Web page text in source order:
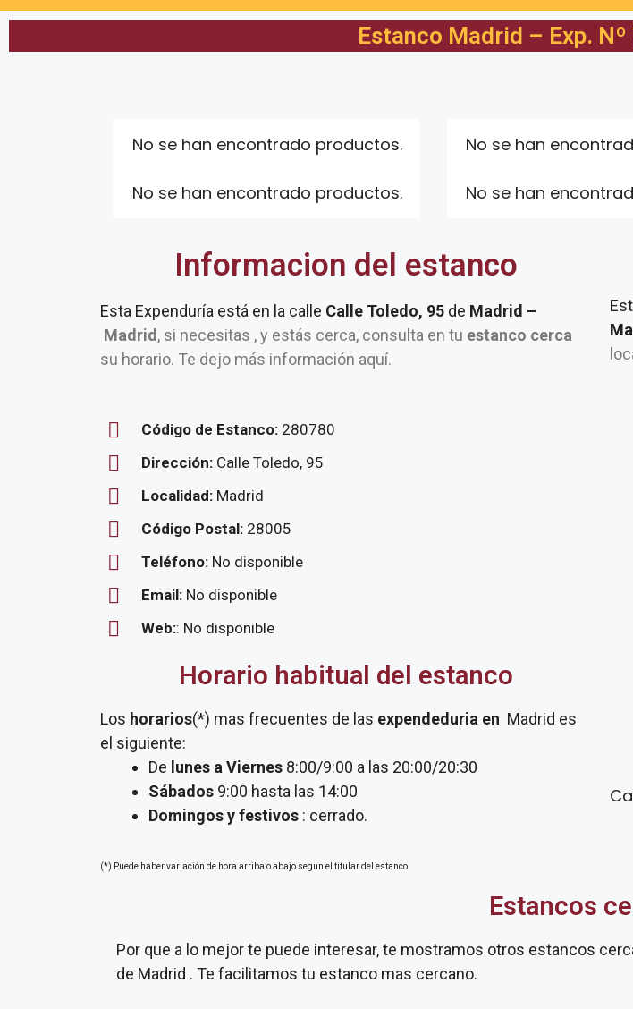
Estanco Madrid – Exp.
No se han encontrado productos.
No se han encontrado productos.
No se han
No se han
Informacion del estanco
Esta Expenduría está en la calle Calle Toledo, 95 de Madrid –
Madrid , si necesitas , y estás cerca, consulta en tu estanco cerca
su horario. Te dejo más información aquí.
Código de Estanco: 280780
Dirección: Calle Toledo, 95
Localidad: Madrid
Código Postal: 28005
Teléfono: No disponible
Email: No disponible
Web:: No disponible
Horario habitual del estanco
Los horarios(*) mas frecuentes de las expendeduria en Madrid es
el siguiente:
De lunes a Viernes 8:00/9:00 a las 20:00/20:30
Sábados 9:00 hasta las 14:00
Domingos y festivos : cerrado.
(*) Puede haber variación de hora arriba o abajo segun el titular del estanco
Estancos
Por que a lo mejor te puede interesar, te mostramos otros estancos
de Madrid . Te facilitamos tu estanco mas cercano.